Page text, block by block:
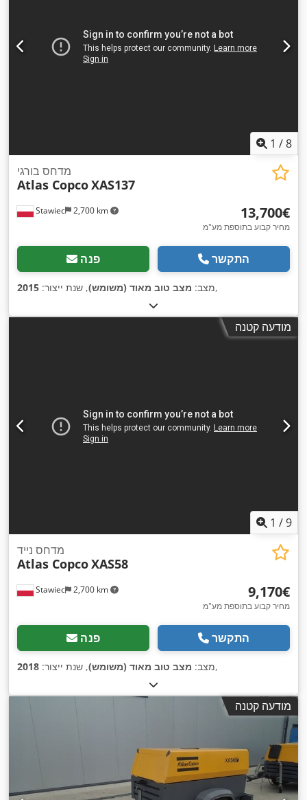
1 /8
Stawiec 2,700 km
מדחס בורגי
Atlas CopcoXAS137
‏13,700 ‏€
מחיר קבוע בתוספת מע"מ
פנה התקשר
מצב: מצב טוב מאוד (משומש), שנת ייצור: 2015 ,
מודעה קטנה
1 /9
Stawiec 2,700 km
מדחס נייד
Atlas CopcoXAS58
‏9,170 ‏€
מחיר קבוע בתוספת מע"מ
פנה התקשר
מצב: מצב טוב מאוד (משומש), שנת ייצור: 2018 ,
מודעה קטנה